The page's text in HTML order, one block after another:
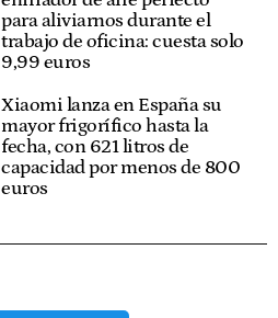
para aliviarnos durante el
trabajo de oficina: cuesta solo
9,99 euros
Xiaomi lanza en España su
mayor frigorífico hasta la
fecha, con 621 litros de
capacidad por menos de 800
euros